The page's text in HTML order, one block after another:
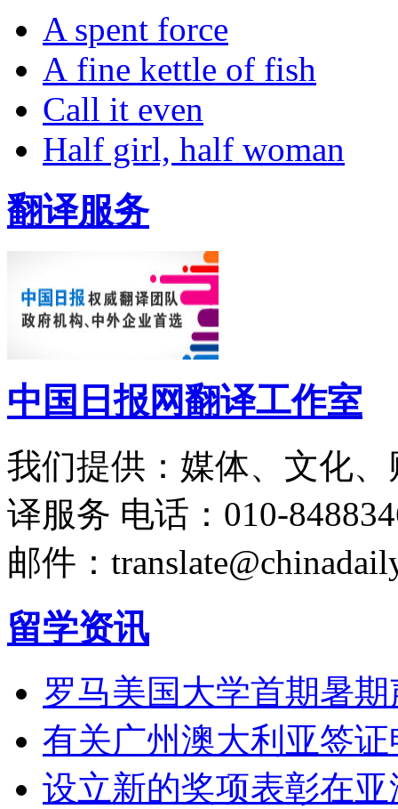
A spent force
A fine kettle of fish
Call it even
Half girl, half woman
翻译服务
中国日报网翻译工作室
我们提供：媒体、文化
译服务 电话：010-
邮件：
留学资讯
罗马美国大学首期暑
有关广州澳大利亚签
设立新的奖项表彰在